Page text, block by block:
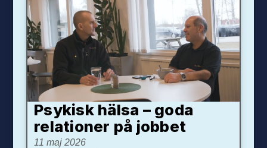
Psykisk hälsa – goda
relationer på jobbet
11 maj 2026